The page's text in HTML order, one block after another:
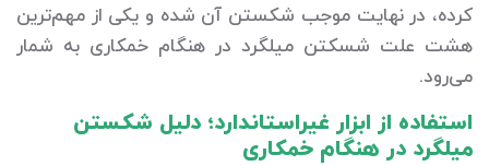
کرده، در نهایت موجب شکستن آن شده و یکی از مهم‌ترین
هشت علت شسکتن میلگرد در هنگام خمکاری به شمار
می‌رود.
استفاده از ابزار غیراستاندارد؛ دلیل شکستن
میلگرد در هنگام خمکاری